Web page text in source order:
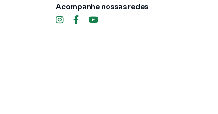
Acompanhe nossas redes